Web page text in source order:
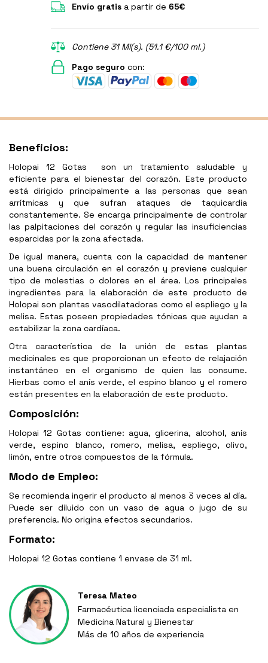
Envío gratisa partir de 65€
Contiene 31 Ml(s). (51.1 €/100 ml.)
Pago seguro con:
Beneficios:
Holopai 12 Gotas son un tratamiento saludable y
eficiente para el bienestar del corazón. Este producto
está dirigido principalmente a las personas que sean
arrítmicas y que sufran ataques de taquicardia
constantemente. Se encarga principalmente de controlar
las palpitaciones del corazón y regular las insuficiencias
esparcidas por la zona afectada.
De igual manera, cuenta con la capacidad de mantener
una buena circulación en el corazón y previene cualquier
tipo de molestias o dolores en el área. Los principales
ingredientes para la elaboración de este producto de
Holopai son plantas vasodilatadoras como el espliego y la
melisa. Estas poseen propiedades tónicas que ayudan a
estabilizar la zona cardíaca.
Otra característica de la unión de estas plantas
medicinales es que proporcionan un efecto de relajación
instantáneo en el organismo de quien las consume.
Hierbas como el anís verde, el espino blanco y el romero
están presentes en la elaboración de este producto.
Composición:
Holopai 12 Gotas contiene: agua, glicerina, alcohol, anís
verde, espino blanco, romero, melisa, espliego, olivo,
limón, entre otros compuestos de la fórmula.
Modo de Empleo:
Se recomienda ingerir el producto al menos 3 veces al día.
Puede ser diluido con un vaso de agua o jugo de su
preferencia. No origina efectos secundarios.
Formato:
Holopai 12 Gotas contiene 1 envase de 31 ml.
Teresa Mateo
Farmacéutica licenciada especialista en
Medicina Natural y Bienestar
Más de 10 años de experiencia